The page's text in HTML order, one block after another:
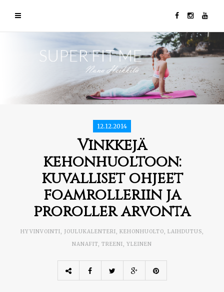
12.12.2014
Vinkkejä
kehonhuoltoon:
kuvalliset ohjeet
foamrolleriin ja
proroller arvonta
HYVINVOINTI, JOULUKALENTERI, KEHONHUOLTO, LAIHDUTUS,
NANAFIT, TREENI, YLEINEN